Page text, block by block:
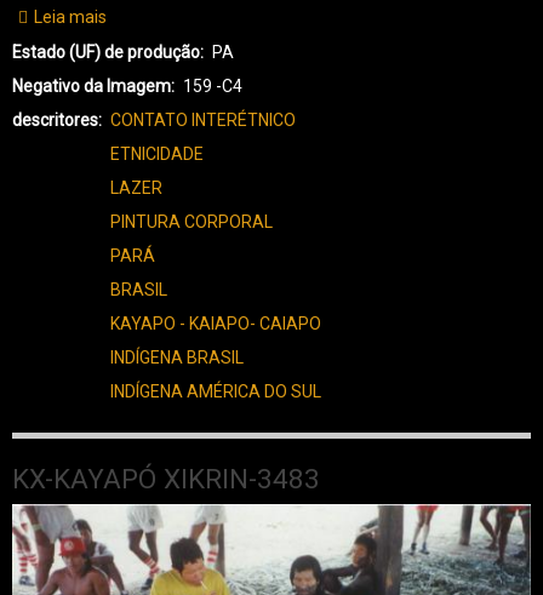
Leia mais
KX-
KAYAPÓ
XIKRIN-
3485
Estado (UF) de produção
PA
Negativo da Imagem
159 -C4
descritores
CONTATO INTERÉTNICO
ETNICIDADE
LAZER
PINTURA CORPORAL
PARÁ
BRASIL
KAYAPO - KAIAPO- CAIAPO
INDÍGENA BRASIL
INDÍGENA AMÉRICA DO SUL
KX-KAYAPÓ XIKRIN-3483